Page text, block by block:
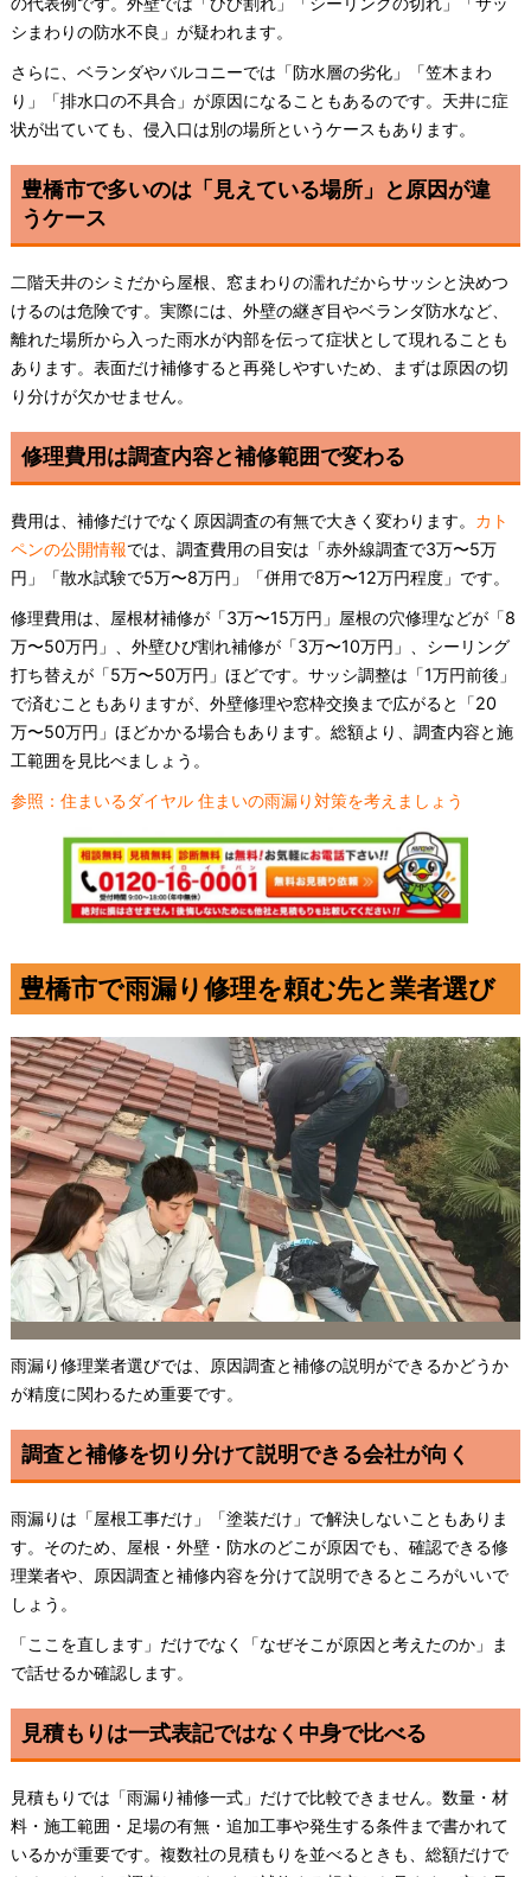
シまわりの防水不良」が疑われます。
さらに、ベランダやバルコニーでは「防水層の劣化」「笠木まわ
り」「排水口の不具合」が原因になることもあるのです。天井に症
状が出ていても、侵入口は別の場所というケースもあります。
豊橋市で多いのは「見えている場所」と原因が違
うケース
二階天井のシミだから屋根、窓まわりの濡れだからサッシと決めつ
けるのは危険です。実際には、外壁の継ぎ目やベランダ防水など、
離れた場所から入った雨水が内部を伝って症状として現れることも
あります。表面だけ補修すると再発しやすいため、まずは原因の切
り分けが欠かせません。
修理費用は調査内容と補修範囲で変わる
費用は、補修だけでなく原因調査の有無で大きく変わります。 カト
ペンの公開情報では、調査費用の目安は「赤外線調査で3万〜5万
円」「散水試験で5万〜8万円」「併用で8万〜12万円程度」です。
修理費用は、屋根材補修が「3万〜15万円」屋根の穴修理などが「8
万〜50万円」、外壁ひび割れ補修が「3万〜10万円」、シーリング
打ち替えが「5万〜50万円」ほどです。サッシ調整は「1万円前後」
で済むこともありますが、外壁修理や窓枠交換まで広がると「20
万〜50万円」ほどかかる場合もあります。総額より、調査内容と施
工範囲を見比べましょう。
参照：住まいるダイヤル 住まいの雨漏り対策を考えましょう
豊橋市で雨漏り修理を頼む先と業者選び
雨漏り修理業者選びでは、原因調査と補修の説明ができるかどうか
が精度に関わるため重要です。
調査と補修を切り分けて説明できる会社が向く
雨漏りは「屋根工事だけ」「塗装だけ」で解決しないこともありま
す。そのため、屋根・外壁・防水のどこが原因でも、確認できる修
理業者や、原因調査と補修内容を分けて説明できるところがいいで
しょう。
「ここを直します」だけでなく「なぜそこが原因と考えたのか」ま
で話せるか確認します。
見積もりは一式表記ではなく中身で比べる
見積もりでは「雨漏り補修一式」だけで比較できません。数量・材
料・施工範囲・足場の有無・追加工事や発生する条件まで書かれて
いるかが重要です。複数社の見積もりを並べるときも、総額だけで